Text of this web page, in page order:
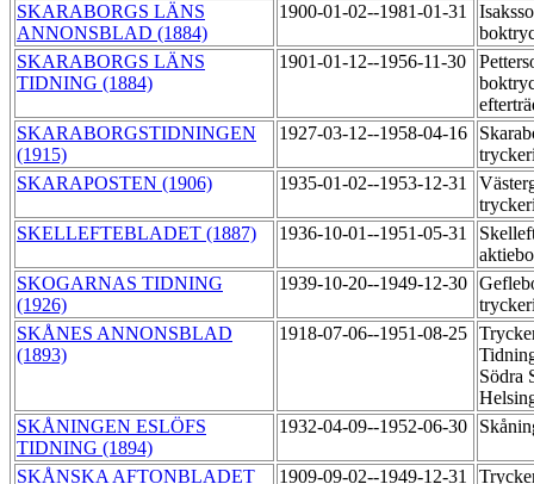
SKARABORGS LÄNS
ANNONSBLAD (1884)
1900-01-02--1981-01-31
SKARABORGS LÄNS
TIDNING (1884)
1901-01-12--1956-11-30
SKARABORGSTIDNINGEN
(1915)
1927-03-12--1958-04-16
SKARAPOSTEN (1906)
1935-01-02--1953-12-31
SKELLEFTEBLADET (1887)
1936-10-01--1951-05-31
SKOGARNAS TIDNING
(1926)
1939-10-20--1949-12-30
SKÅNES ANNONSBLAD
(1893)
1918-07-06--1951-08-25
Södra
SKÅNINGEN ESLÖFS
TIDNING (1894)
1932-04-09--1952-06-30
SKÅNSKA AFTONBLADET 1909-09-02--1949-12-31